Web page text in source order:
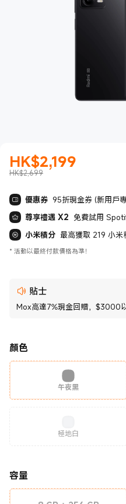
HK$2,199
現價 HK$2199.00
HK$2,699
優惠券 95折現金券 (新用戶
尊享禮遇 X2 免費試用
小米積分 最高獲取 219 小米
* 活動以最終付款價格為準！
貼士
Mox高達7%現金回贈，$3000
顏色
午夜黑
極地白
容量